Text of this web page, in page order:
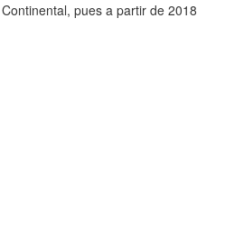
pues a partir de 2018